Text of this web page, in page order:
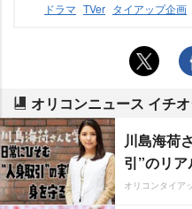
ドラマ TVer タイアップ企画
オリコンニュース イチ
川島海荷
引”のリア
オリコンタイア